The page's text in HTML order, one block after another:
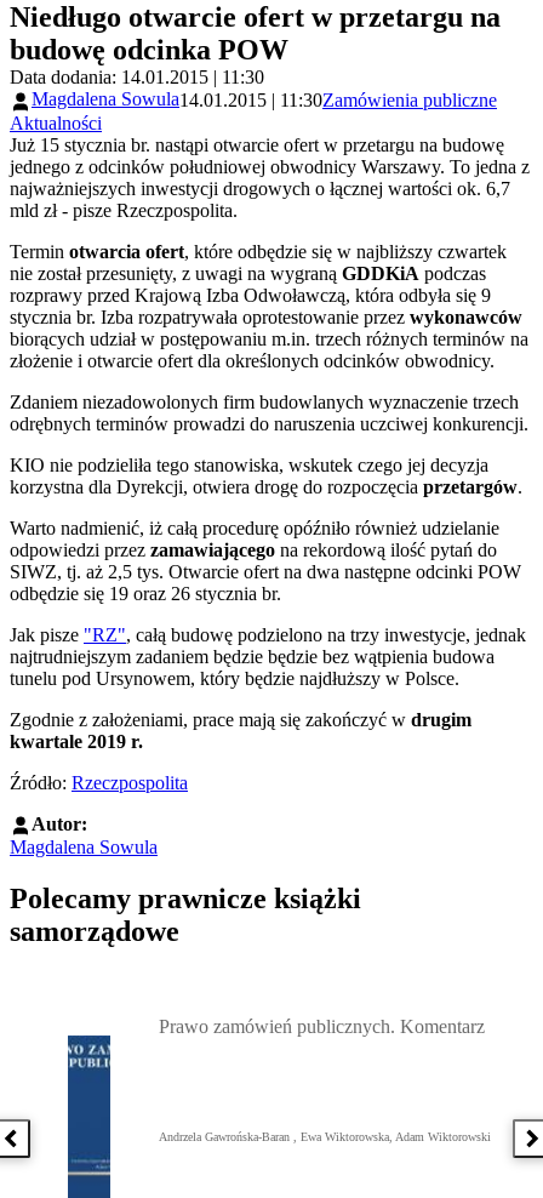
Niedługo otwarcie ofert w przetargu na
budowę odcinka POW
Data dodania: 14.01.2015 | 11:30
Magdalena Sowula14.01.2015 | 11:30Zamówienia publiczne
Aktualności
Już 15 stycznia br. nastąpi otwarcie ofert w przetargu na budowę
jednego z odcinków południowej obwodnicy Warszawy. To jedna z
najważniejszych inwestycji drogowych o łącznej wartości ok. 6,7
mld zł - pisze Rzeczpospolita.
Termin otwarcia ofert, które odbędzie się w najbliższy czwartek
nie został przesunięty, z uwagi na wygraną GDDKiA podczas
rozprawy przed Krajową Izba Odwoławczą, która odbyła się 9
stycznia br. Izba rozpatrywała oprotestowanie przez wykonawców
biorących udział w postępowaniu m.in. trzech różnych terminów na
złożenie i otwarcie ofert dla określonych odcinków obwodnicy.
Zdaniem niezadowolonych firm budowlanych wyznaczenie trzech
odrębnych terminów prowadzi do naruszenia uczciwej konkurencji.
KIO nie podzieliła tego stanowiska, wskutek czego jej decyzja
korzystna dla Dyrekcji, otwiera drogę do rozpoczęcia przetargów.
Warto nadmienić, iż całą procedurę opóźniło również udzielanie
odpowiedzi przez zamawiającego na rekordową ilość pytań do
SIWZ, tj. aż 2,5 tys. Otwarcie ofert na dwa następne odcinki POW
odbędzie się 19 oraz 26 stycznia br.
Jak pisze "RZ", całą budowę podzielono na trzy inwestycje, jednak
najtrudniejszym zadaniem będzie będzie bez wątpienia budowa
tunelu pod Ursynowem, który będzie najdłuższy w Polsce.
Zgodnie z założeniami, prace mają się zakończyć w drugim
kwartale 2019 r.
Źródło: Rzeczpospolita
Autor:
Magdalena Sowula
Polecamy prawnicze książki
samorządowe
Poprzednia książka
Prawo zamówień publicznych. Komentarz
Andrzela Gawrońska-Baran , Ewa Wiktorowska, Adam Wiktorowski